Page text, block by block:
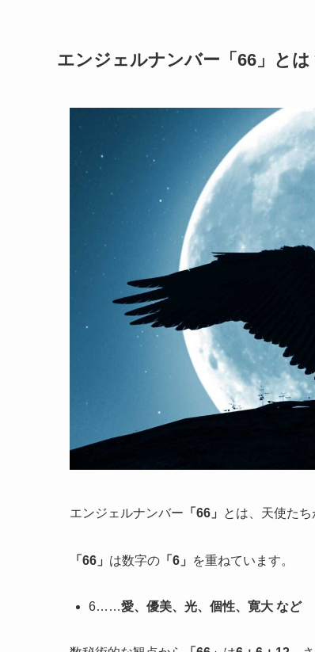
エンジェルナンバー「66」とは
エンジェルナンバー 「66」 とは、天使た
「66」 は数字の 「6」 を重ねています。
6……愛、優美、光、個性、寛大 など